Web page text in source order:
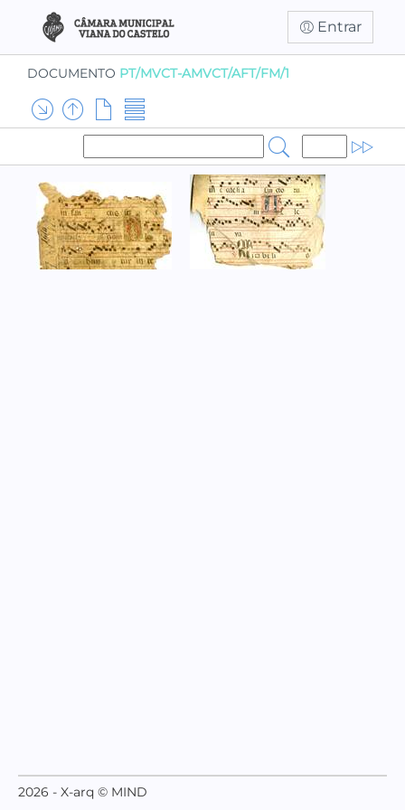
Entrar
DOCUMENTO PT/MVCT-AMVCT/AFT/FM/1
2026 - X-arq © MIND